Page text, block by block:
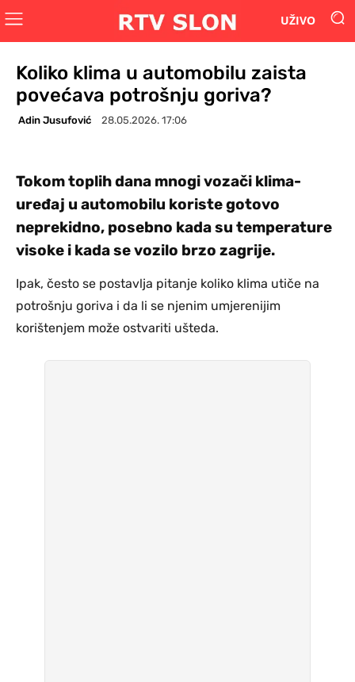
UŽIVO
Koliko klima u automobilu zaista
povećava potrošnju goriva?
Adin Jusufović 28.05.2026. 17:06
Tokom toplih dana mnogi vozači klima-
uređaj u automobilu koriste gotovo
neprekidno, posebno kada su temperature
visoke i kada se vozilo brzo zagrije.
Ipak, često se postavlja pitanje koliko klima utiče na
potrošnju goriva i da li se njenim umjerenijim
korištenjem može ostvariti ušteda.